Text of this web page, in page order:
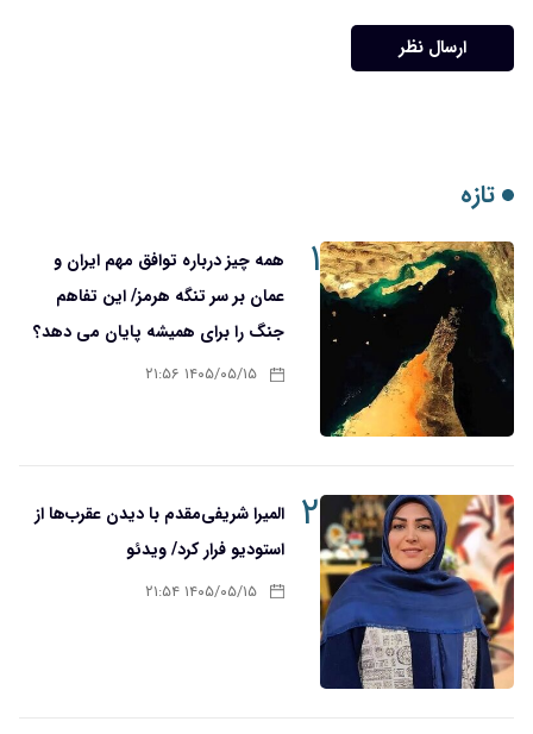
ارسال نظر
تازه
۱
همه چیز درباره توافق مهم ایران و
عمان بر سر تنگه هرمز/ این تفاهم
جنگ را برای همیشه پایان می دهد؟
۱۴۰۵/۰۵/۱۵ ۲۱:۵۶
۲
المیرا شریفی‌مقدم با دیدن عقرب‌ها از
استودیو فرار کرد/ ویدئو
۱۴۰۵/۰۵/۱۵ ۲۱:۵۴